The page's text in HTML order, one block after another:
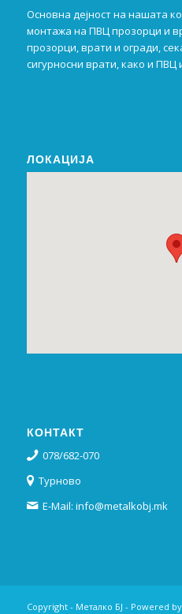
Основна дејност на нашата
монтажа на ПВЦ прозорци и
прозорци, врати и огради,
сигурносни врати, како и
ЛОКАЦИЈА
КОНТАКТ
078/682-070
Турново
E-Mail: info@metalkobj.mk
Copyright - Металко БЈ - Powered by